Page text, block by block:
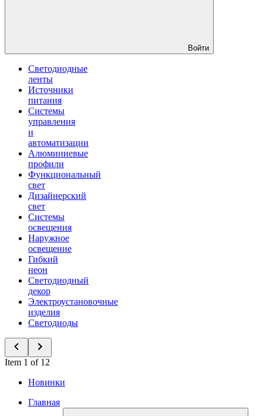
Войти
Светодиодные
ленты
Источники
питания
Системы
управления
и
автоматизации
Алюминиевые
профили
Функциональный
свет
Дизайнерский
свет
Системы
освещения
Наружное
освещение
Гибкий
неон
Светодиодный
декор
Электроустановочные
изделия
Светодиоды
Item 1 of 12
Новинки
Главная